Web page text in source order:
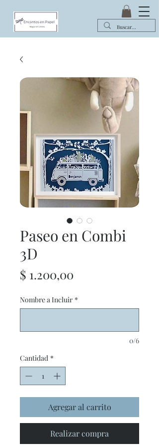
Paseo en Combi
3D
$ 1.200,00
Nombre a Incluir *
0/6
Cantidad *
Agregar al carrito
Realizar compra